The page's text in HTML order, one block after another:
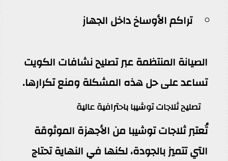
تراكم الأوساخ داخل الجهاز
الصيانة المنتظمة عبر تصليح نشافات الكويت
تساعد على حل هذه المشكلة ومنع تكرارها.
تصليح ثلاجات توشيبا باحترافية عالية
تُعتبر ثلاجات توشيبا من الأجهزة الموثوقة
التي تتميز بالجودة، لكنها في النهاية تحتاج